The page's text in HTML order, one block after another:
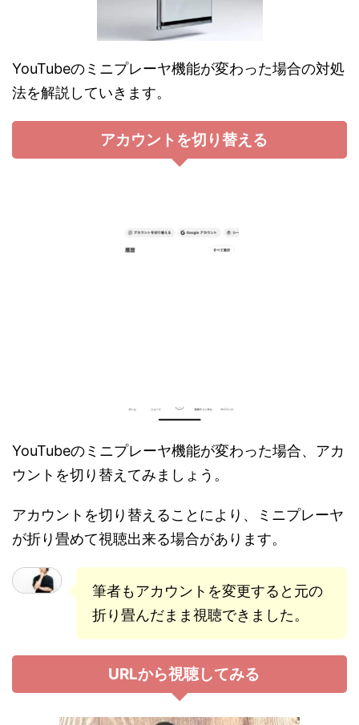
YouTubeのミニプレーヤ機能が変わった場合の対処
法を解説していきます。
アカウントを切り替える
YouTubeのミニプレーヤ機能が変わった場合、アカ
ウントを切り替えてみましょう。
アカウントを切り替えることにより、ミニプレーヤ
が折り畳めて視聴出来る場合があります。
筆者もアカウントを変更すると元の
折り畳んだまま視聴できました。
URLから視聴してみる